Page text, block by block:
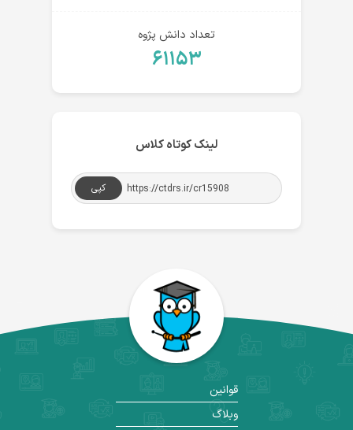
تعداد دانش پژوه
۶۱۱۵۳
لینک کوتاه کلاس
کپی
قوانین
وبلاگ